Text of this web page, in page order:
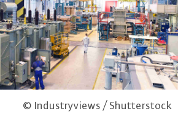
© Industryviews / Shutterstock